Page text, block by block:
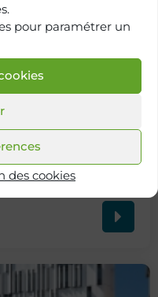
pour paramétrer un
des cookies